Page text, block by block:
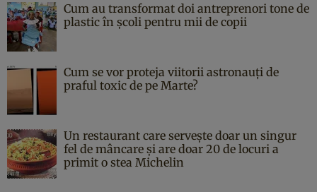
Cum au transformat doi antreprenori tone de
plastic în școli pentru mii de copii
Cum se vor proteja viitorii astronauți de
praful toxic de pe Marte?
Un restaurant care servește doar un singur
fel de mâncare și are doar 20 de locuri a
primit o stea Michelin